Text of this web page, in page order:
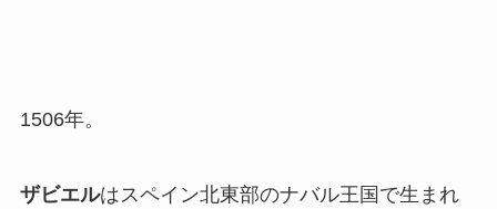
1506年。
ザビエルはスペイン北東部のナバル王国で生まれ